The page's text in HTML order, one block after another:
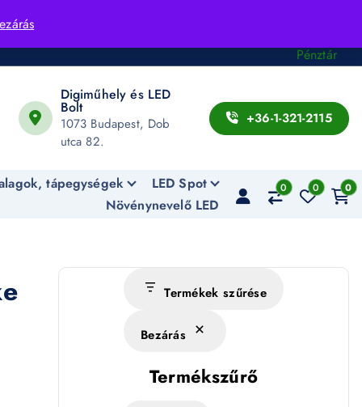
Pénztár
Digiműhely és LED
Bolt
1073 Budapest, Dob
utca 82.
+36-1-321-2115
tápegységek
LED Spot
Növénynevelő LED
0 0 0
Termékek szűrése
Bezárás
Termékszűrő